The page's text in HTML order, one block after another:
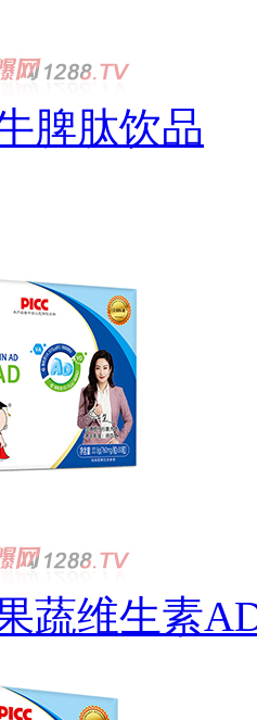
脾肽饮品
蔬维生素